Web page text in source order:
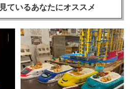
ているあなたにオススメ